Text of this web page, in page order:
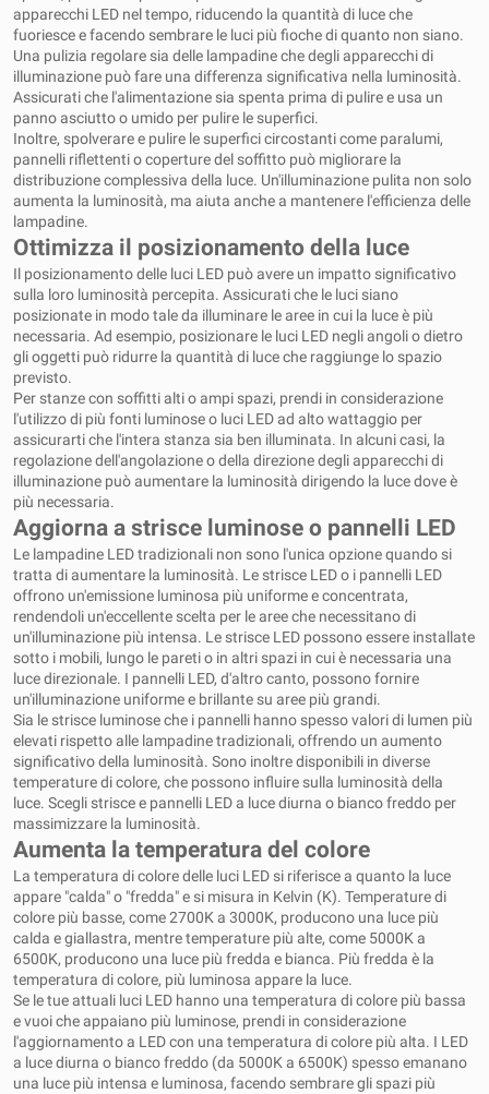
apparecchi LED nel tempo, riducendo la quantità di luce che
fuoriesce e facendo sembrare le luci più fioche di quanto non siano.
Una pulizia regolare sia delle lampadine che degli apparecchi di
illuminazione può fare una differenza significativa nella luminosità.
Assicurati che l'alimentazione sia spenta prima di pulire e usa un
panno asciutto o umido per pulire le superfici.
Inoltre, spolverare e pulire le superfici circostanti come paralumi,
pannelli riflettenti o coperture del soffitto può migliorare la
distribuzione complessiva della luce. Un'illuminazione pulita non solo
aumenta la luminosità, ma aiuta anche a mantenere l'efficienza delle
lampadine.
Ottimizza il posizionamento della luce
Il posizionamento delle luci LED può avere un impatto significativo
sulla loro luminosità percepita. Assicurati che le luci siano
posizionate in modo tale da illuminare le aree in cui la luce è più
necessaria. Ad esempio, posizionare le luci LED negli angoli o dietro
gli oggetti può ridurre la quantità di luce che raggiunge lo spazio
previsto.
Per stanze con soffitti alti o ampi spazi, prendi in considerazione
l'utilizzo di più fonti luminose o luci LED ad alto wattaggio per
assicurarti che l'intera stanza sia ben illuminata. In alcuni casi, la
regolazione dell'angolazione o della direzione degli apparecchi di
illuminazione può aumentare la luminosità dirigendo la luce dove è
più necessaria.
Aggiorna a strisce luminose o pannelli LED
Le lampadine LED tradizionali non sono l'unica opzione quando si
tratta di aumentare la luminosità. Le strisce LED o i pannelli LED
offrono un'emissione luminosa più uniforme e concentrata,
rendendoli un'eccellente scelta per le aree che necessitano di
un'illuminazione più intensa. Le strisce LED possono essere installate
sotto i mobili, lungo le pareti o in altri spazi in cui è necessaria una
luce direzionale. I pannelli LED, d'altro canto, possono fornire
un'illuminazione uniforme e brillante su aree più grandi.
Sia le strisce luminose che i pannelli hanno spesso valori di lumen più
elevati rispetto alle lampadine tradizionali, offrendo un aumento
significativo della luminosità. Sono inoltre disponibili in diverse
temperature di colore, che possono influire sulla luminosità della
luce. Scegli strisce e pannelli LED a luce diurna o bianco freddo per
massimizzare la luminosità.
Aumenta la temperatura del colore
La temperatura di colore delle luci LED si riferisce a quanto la luce
appare "calda" o "fredda" e si misura in Kelvin (K). Temperature di
colore più basse, come 2700K a 3000K, producono una luce più
calda e giallastra, mentre temperature più alte, come 5000K a
6500K, producono una luce più fredda e bianca. Più fredda è la
temperatura di colore, più luminosa appare la luce.
Se le tue attuali luci LED hanno una temperatura di colore più bassa
e vuoi che appaiano più luminose, prendi in considerazione
l'aggiornamento a LED con una temperatura di colore più alta. I LED
a luce diurna o bianco freddo (da 5000K a 6500K) spesso emanano
una luce più intensa e luminosa, facendo sembrare gli spazi più